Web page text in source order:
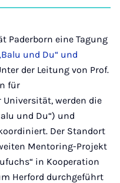
on
auf auf auf über
Mail
Paderborn eine Tagung
und Du“ und
der Leitung von Prof.
für
werden die
und Du“) und
Der Standort
Mentoring-Projekt
in Kooperation
Herford durchgeführt